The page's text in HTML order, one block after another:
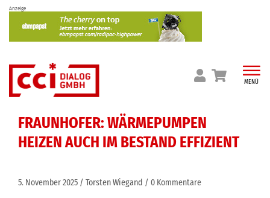
Skip
content
Anzeige
MENÜ
FRAUNHOFER: WÄRMEPUMPEN
HEIZEN AUCH IM BESTAND EFFIZIENT
5. November 2025 Torsten Wiegand 0 Kommentare